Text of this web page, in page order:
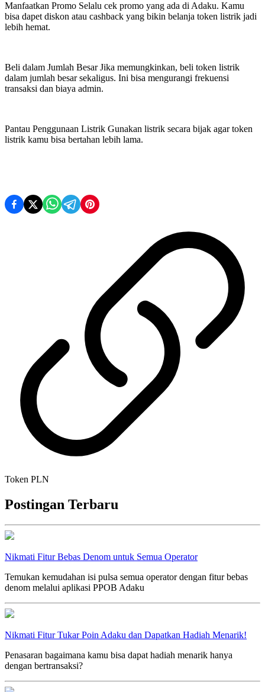
Manfaatkan Promo Selalu cek promo yang ada di Adaku. Kamu
bisa dapet diskon atau cashback yang bikin belanja token listrik jadi
lebih hemat.
Beli dalam Jumlah Besar Jika memungkinkan, beli token listrik
dalam jumlah besar sekaligus. Ini bisa mengurangi frekuensi
transaksi dan biaya admin.
Pantau Penggunaan Listrik Gunakan listrik secara bijak agar token
listrik kamu bisa bertahan lebih lama.
Token PLN
Postingan Terbaru
Nikmati Fitur Bebas Denom untuk Semua Operator
Temukan kemudahan isi pulsa semua operator dengan fitur bebas
denom melalui aplikasi PPOB Adaku
Nikmati Fitur Tukar Poin Adaku dan Dapatkan Hadiah Menarik!
Penasaran bagaimana kamu bisa dapat hadiah menarik hanya
dengan bertransaksi?